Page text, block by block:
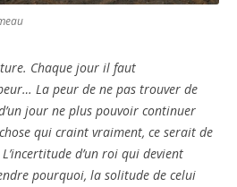
Chaque jour il faut
La peur de ne pas trouver de
jour ne plus pouvoir continuer
qui craint vraiment, ce serait de
d’un roi qui devient
pourquoi, la solitude de celui